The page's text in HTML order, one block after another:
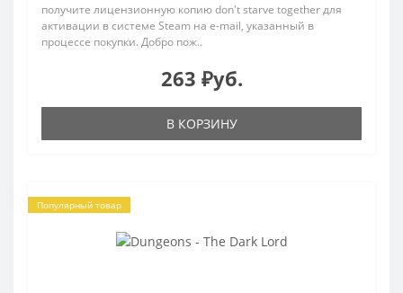
получите лицензионную копию don't starve together для
активации в системе Steam на e-mail, указанный в
процессе покупки. Добро пож..
263 ₽уб.
В КОРЗИНУ
Популярный товар